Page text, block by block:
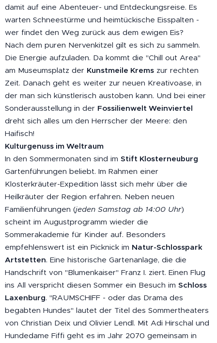
damit auf eine Abenteuer- und Entdeckungsreise. Es
warten Schneestürme und heimtückische Eisspalten -
wer findet den Weg zurück aus dem ewigen Eis?
Nach dem puren Nervenkitzel gilt es sich zu sammeln.
Die Energie aufzuladen. Da kommt die "Chill out Area"
am Museumsplatz der Kunstmeile Krems zur rechten
Zeit. Danach geht es weiter zur neuen Kreativoase, in
der man sich künstlerisch austoben kann. Und bei einer
Sonderausstellung in der Fossilienwelt Weinviertel
dreht sich alles um den Herrscher der Meere: den
Haifisch!
Kulturgenuss im Weltraum
In den Sommermonaten sind im Stift Klosterneuburg
Gartenführungen beliebt. Im Rahmen einer
Klosterkräuter-Expedition lässt sich mehr über die
Heilkräuter der Region erfahren. Neben neuen
Familienführungen (jeden Samstag ab 14:00 Uhr)
scheint im Augustprogramm wieder die
Sommerakademie für Kinder auf. Besonders
empfehlenswert ist ein Picknick im Natur-Schlosspark
Artstetten. Eine historische Gartenanlage, die die
Handschrift von "Blumenkaiser" Franz I. ziert. Einen Flug
ins All verspricht diesen Sommer ein Besuch im Schloss
Laxenburg. "RAUMSCHIFF - oder das Drama des
begabten Hundes" lautet der Titel des Sommertheaters
von Christian Deix und Olivier Lendl. Mit Adi Hirschal und
Hundedame Fiffi geht es im Jahr 2070 gemeinsam in